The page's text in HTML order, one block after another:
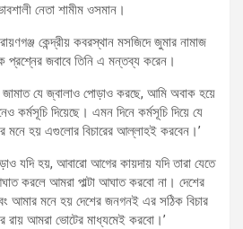
নেতা শামীম ওসমান।
কেন্দ্রীয় কবরস্থান মসজিদে জুমার নামাজ
প্রশ্নের জবাবে তিনি এ মন্তব্য করেন।
জামাত যে জ্বালাও পোড়াও করছে, আমি অবাক হয়ে
কর্মসূচি দিয়েছে। এমন দিনে কর্মসূচি দিয়ে যে
মনে হয় এগুলোর বিচারের আল্লাহই করবেন।’
যদি হয়, আবারো আগের কায়দায় যদি তারা যেতে
করলে আমরা পাল্টা আঘাত করবো না। দেশের
আমার মনে হয় দেশের জনগনই এর সঠিক বিচার
রায় আমরা ভোটের মাধ্যমেই করবো।’